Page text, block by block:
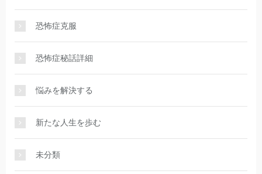
恐怖症克服
恐怖症秘話詳細
悩みを解決する
新たな人生を歩む
未分類